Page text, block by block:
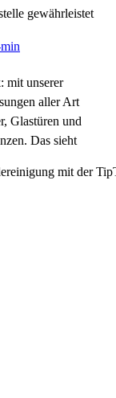
gewährleistet
mit unserer
aller Art
Glastüren und
Das sieht